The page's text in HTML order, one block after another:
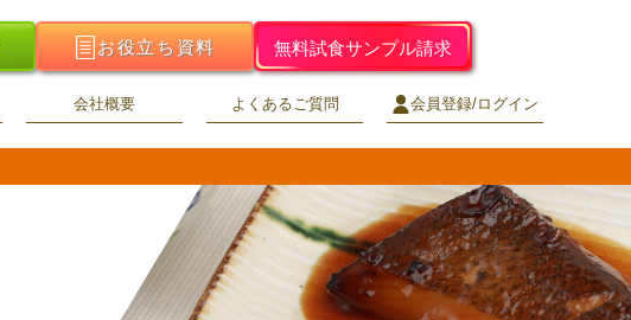
お役立ち資料 無料試食サンプル請求
会社概要 よくあるご質問 会員登録/ログイン